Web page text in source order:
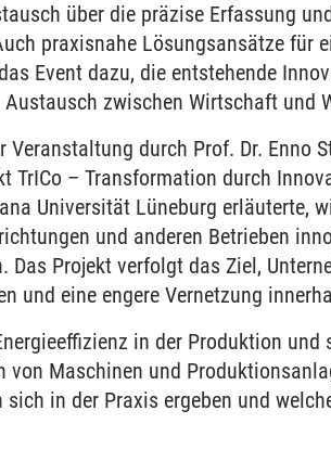
über die präzise Erfassung
praxisnahe Lösungsansätze für
Event dazu, die entstehende
zwischen Wirtschaft und
durch Prof. Dr. Enno
TrICo – Transformation durch
Universität Lüneburg erläuterte,
und anderen Betrieben
Das Projekt verfolgt das Ziel,
und eine engere Vernetzung
in der Produktion und
von Maschinen und
in der Praxis ergeben und